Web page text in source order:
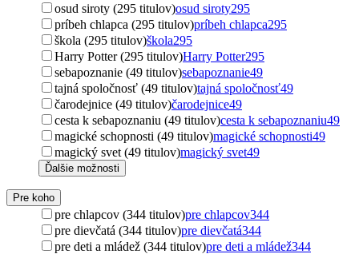
osud siroty (295 titulov)osud siroty295
príbeh chlapca (295 titulov)príbeh chlapca295
škola (295 titulov)škola295
Harry Potter (295 titulov)Harry Potter295
sebapoznanie (49 titulov)sebapoznanie49
tajná spoločnosť (49 titulov)tajná spoločnosť49
čarodejnice (49 titulov)čarodejnice49
cesta k sebapoznaniu (49 titulov)cesta k sebapoznaniu49
magické schopnosti (49 titulov)magické schopnosti49
magický svet (49 titulov)magický svet49
Ďalšie možnosti
Pre koho
pre chlapcov (344 titulov)pre chlapcov344
pre dievčatá (344 titulov)pre dievčatá344
pre deti a mládež (344 titulov)pre deti a mládež344